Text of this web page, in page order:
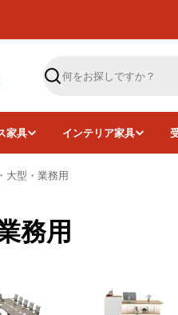
検
家具 インテリア家具
大型・業務用
務用